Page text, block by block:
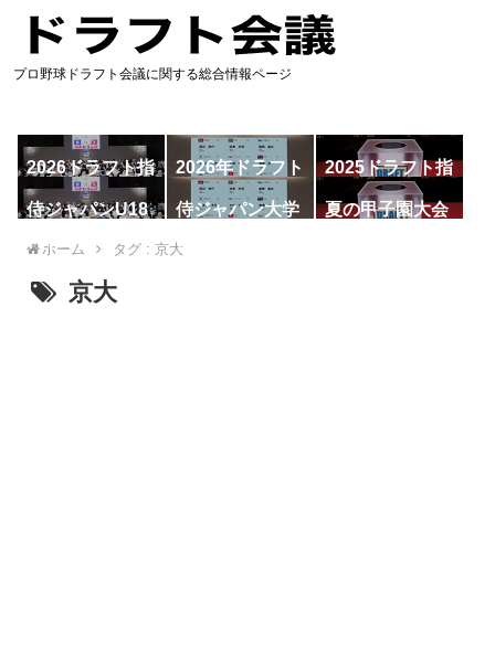
プロ野球ドラフト会議に関する総合情報ページ
2026ドラフト指
名予想
2026年ドラフト
候補
2025ドラフト指
名一覧
侍ジャパンU18
代表
侍ジャパン大学
代表
夏の甲子園大会
ホーム タグ : 京大
京大